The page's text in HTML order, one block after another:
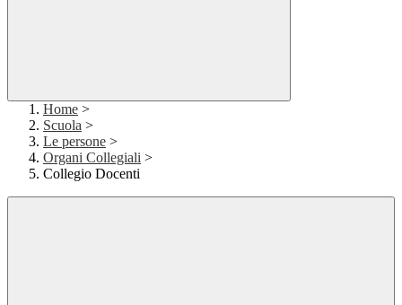
Home >
Scuola >
Le persone >
Organi Collegiali >
Collegio Docenti